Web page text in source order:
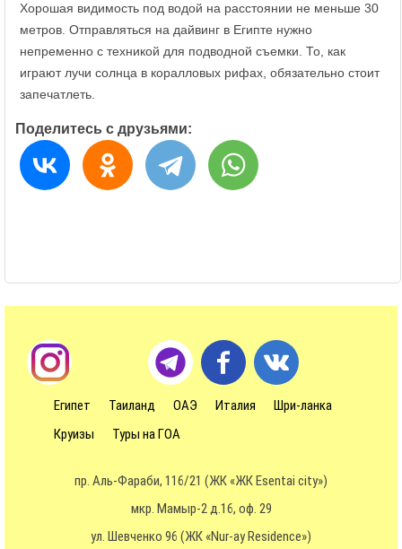
Хорошая видимость под водой на расстоянии не меньше 30
метров. Отправляться на дайвинг в Египте нужно
непременно с техникой для подводной съемки. То, как
играют лучи солнца в коралловых рифах, обязательно стоит
запечатлеть.
Поделитесь с друзьями:
Египет Таиланд ОАЭ Италия
Шри-ланка
Круизы
Туры на ГОА
пр. Аль-Фараби, 116/21 (ЖК «ЖК Esentai city»)
мкр. Мамыр-2 д.16, оф. 29
ул. Шевченко 96 (ЖК «Nur-ay Residence»)